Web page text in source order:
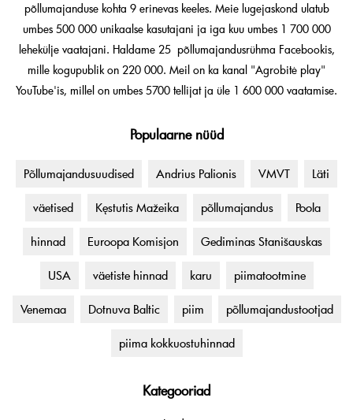
põllumajanduse kohta 9 erinevas keeles. Meie lugejaskond ulatub
umbes 500 000 unikaalse kasutajani ja iga kuu umbes 1 700 000
lehekülje vaatajani. Haldame 25 põllumajandusrühma Facebookis,
mille kogupublik on 220 000. Meil on ka kanal "Agrobitė play"
YouTube'is, millel on umbes 5700 tellijat ja üle 1 600 000 vaatamise.
Populaarne nüüd
Põllumajandusuudised Andrius Palionis VMVT Läti
väetised Kęstutis Mažeika põllumajandus Poola
hinnad Euroopa Komisjon Gediminas Stanišauskas
USA väetiste hinnad karu piimatootmine
Venemaa Dotnuva Baltic piim põllumajandustootjad
piima kokkuostuhinnad
Kategooriad